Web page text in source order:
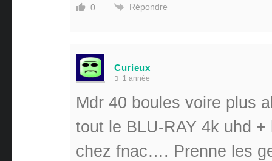
0 Répondre
Curieux
1 année
Mdr 40 boules voire plus
tout le BLU-RAY 4k uhd
chez fnac…. Prenne les